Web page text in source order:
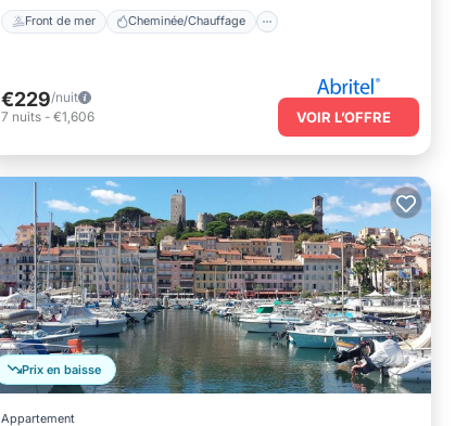
Front de mer Cheminée/Chauffage
€229/nuit
7 nuits - €1,606 VOIR L’OFFRE
Prix en baisse
Appartement